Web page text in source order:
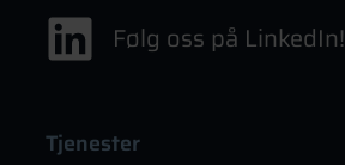
Følg oss på LinkedIn!
Tjenester